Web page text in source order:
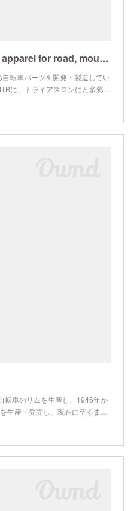
Wheels, tires, rims, and apparel for road, mountain and track cycling | Mavic
転車パーツを開発・製造してい
に、トライアスロンにと多彩に
転車のリムを生産し、1946年か
生産・発売し、現在に至るまで
日本の自転車ブランド”です。